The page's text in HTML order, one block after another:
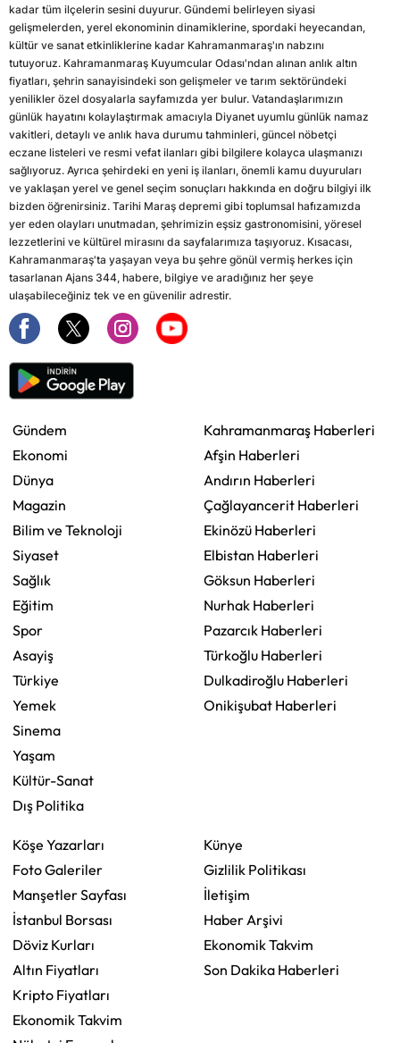
kadar tüm ilçelerin sesini duyurur. Gündemi belirleyen siyasi
gelişmelerden, yerel ekonominin dinamiklerine, spordaki heyecandan,
kültür ve sanat etkinliklerine kadar Kahramanmaraş'ın nabzını
tutuyoruz. Kahramanmaraş Kuyumcular Odası'ndan alınan anlık altın
fiyatları, şehrin sanayisindeki son gelişmeler ve tarım sektöründeki
yenilikler özel dosyalarla sayfamızda yer bulur. Vatandaşlarımızın
günlük hayatını kolaylaştırmak amacıyla Diyanet uyumlu günlük namaz
vakitleri, detaylı ve anlık hava durumu tahminleri, güncel nöbetçi
eczane listeleri ve resmi vefat ilanları gibi bilgilere kolayca ulaşmanızı
sağlıyoruz. Ayrıca şehirdeki en yeni iş ilanları, önemli kamu duyuruları
ve yaklaşan yerel ve genel seçim sonuçları hakkında en doğru bilgiyi ilk
bizden öğrenirsiniz. Tarihi Maraş depremi gibi toplumsal hafızamızda
yer eden olayları unutmadan, şehrimizin eşsiz gastronomisini, yöresel
lezzetlerini ve kültürel mirasını da sayfalarımıza taşıyoruz. Kısacası,
Kahramanmaraş'ta yaşayan veya bu şehre gönül vermiş herkes için
tasarlanan Ajans 344, habere, bilgiye ve aradığınız her şeye
ulaşabileceğiniz tek ve en güvenilir adrestir.
Gündem
Ekonomi
Dünya
Magazin
Bilim ve Teknoloji
Siyaset
Sağlık
Eğitim
Spor
Asayiş
Türkiye
Yemek
Sinema
Yaşam
Kültür-Sanat
Dış Politika
Kahramanmaraş Haberleri
Afşin Haberleri
Andırın Haberleri
Çağlayancerit Haberleri
Ekinözü Haberleri
Elbistan Haberleri
Göksun Haberleri
Nurhak Haberleri
Pazarcık Haberleri
Türkoğlu Haberleri
Dulkadiroğlu Haberleri
Onikişubat Haberleri
Köşe Yazarları
Foto Galeriler
Manşetler Sayfası
İstanbul Borsası
Döviz Kurları
Altın Fiyatları
Kripto Fiyatları
Ekonomik Takvim
Künye
Gizlilik Politikası
İletişim
Haber Arşivi
Ekonomik Takvim
Son Dakika Haberleri